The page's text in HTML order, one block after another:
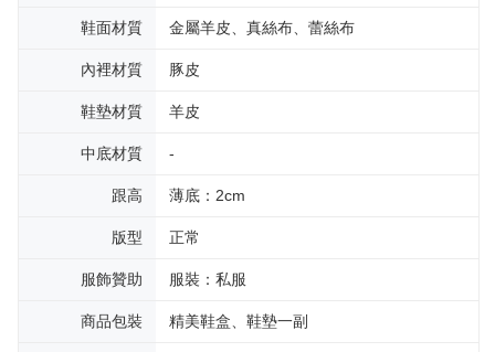
鞋面材質 金屬羊皮、真絲布、蕾絲布
內裡材質 豚皮
鞋墊材質 羊皮
中底材質 -
跟高 薄底：2cm
版型 正常
服飾贊助 服裝：私服
商品包裝 精美鞋盒、鞋墊一副